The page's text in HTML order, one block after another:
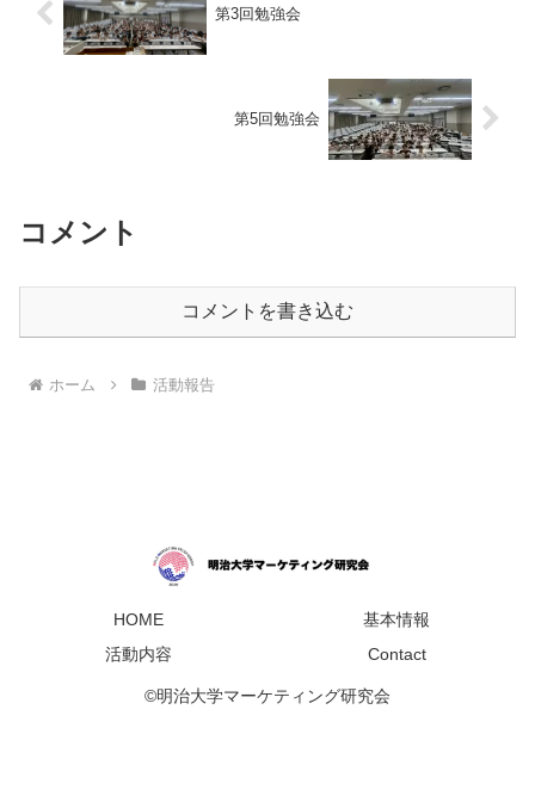
第3回勉強会
第5回勉強会
コメント
コメントを書き込む
ホーム 活動報告
HOME
基本情報
活動内容
Contact
©明治大学マーケティング研究会